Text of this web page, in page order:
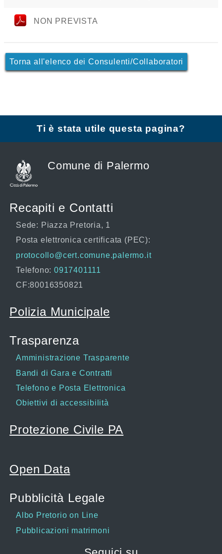
NON PREVISTA
Torna all'elenco dei Consulenti/Collaboratori
Ti è stata utile questa pagina?
Comune di Palermo
Recapiti e Contatti
Sede: Piazza Pretoria, 1
Posta elettronica certificata (PEC):
protocollo@cert.comune.palermo.it
Telefono: 0917401111
CF:80016350821
Polizia Municipale
Trasparenza
Amministrazione Trasparente
Bandi di Gara e Contratti
Telefono e Posta Elettronica
Obiettivi di accessibilità
Protezione Civile PA
Open Data
Pubblicità Legale
Albo Pretorio on Line
Pubblicazioni matrimoni